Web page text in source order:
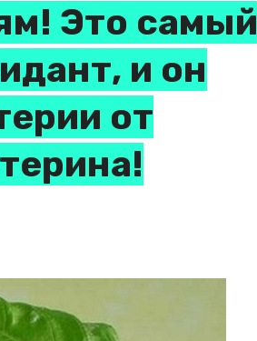
Это самый
и он
от